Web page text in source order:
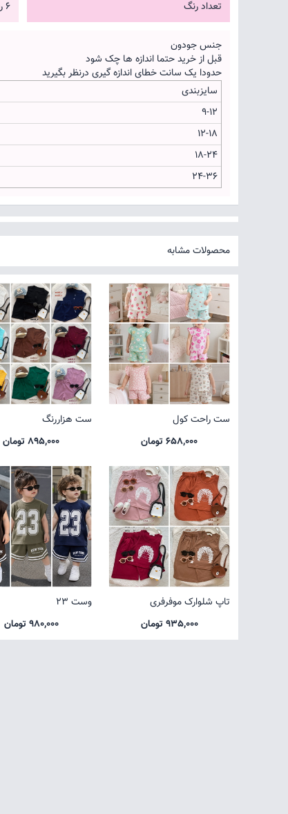
تعداد رنگ 6 رنگ
جنس جودون
قبل از خرید حتما اندازه ها چک شود
حدودا یک سانت خطای اندازه گیری درنظر بگیرید
سایزبندی
9-12
12-18
18-24
24-36
محصولات مشابه
ست راحت کول
658,000 تومان
ست هزاررنگ
895,000 تومان
تاپ شلوارک موفرفری
935,000 تومان
وست 23
980,000 تومان